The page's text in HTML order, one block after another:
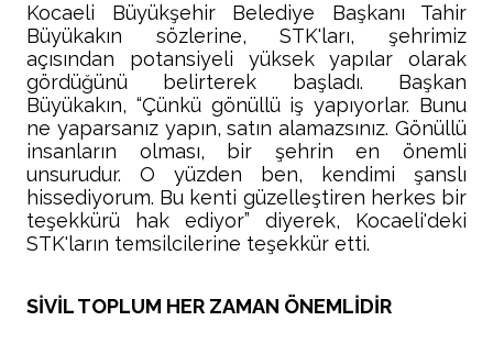
Kocaeli Büyükşehir Belediye Başkanı Tahir
Büyükakın sözlerine, STK'ları, şehrimiz
açısından potansiyeli yüksek yapılar olarak
gördüğünü belirterek başladı. Başkan
Büyükakın, “Çünkü gönüllü iş yapıyorlar. Bunu
ne yaparsanız yapın, satın alamazsınız. Gönüllü
insanların olması, bir şehrin en önemli
unsurudur. O yüzden ben, kendimi şanslı
hissediyorum. Bu kenti güzelleştiren herkes bir
teşekkürü hak ediyor” diyerek, Kocaeli'deki
STK'ların temsilcilerine teşekkür etti.
SİVİL TOPLUM HER ZAMAN ÖNEMLİDİR